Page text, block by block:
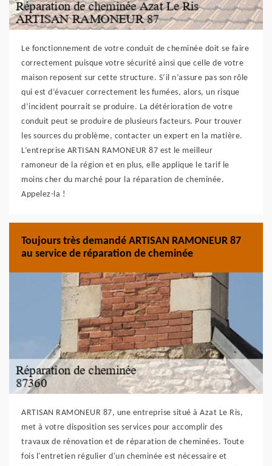
Le fonctionnement de votre conduit de cheminée doit se faire
correctement puisque votre sécurité ainsi que celle de votre
maison reposent sur cette structure. S’il n’assure pas son rôle
qui est d’évacuer correctement les fumées, alors, un risque
d’incident pourrait se produire. La détérioration de votre
conduit peut se produire de plusieurs facteurs. Pour trouver
les sources du problème, contacter un expert en la matière.
L’entreprise ARTISAN RAMONEUR 87 est le meilleur
ramoneur de la région et en plus, elle applique le tarif le
moins cher du marché pour la réparation de cheminée.
Appelez-la !
Toujours très demandé ARTISAN RAMONEUR 87
au service de réparation de cheminée
ARTISAN RAMONEUR 87, une entreprise situé à Azat Le Ris,
met à votre disposition ses services pour accomplir des
travaux de rénovation et de réparation de cheminées. Toute
fois l'entretien régulier d'un cheminée est nécessaire et